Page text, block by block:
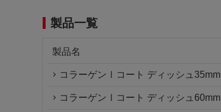
製品一覧
製品名
コラーゲンⅠコート ディッシュ35mm
コラーゲンⅠコート ディッシュ60mm